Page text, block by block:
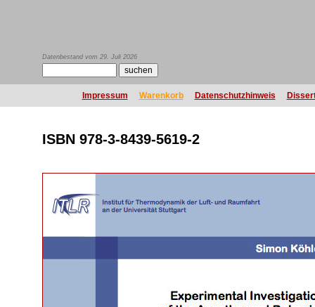
Datenbestand vom 29. Juli 2026
Impressum Warenkorb Datenschutzhinweis
ISBN 978-3-8439-5619-2